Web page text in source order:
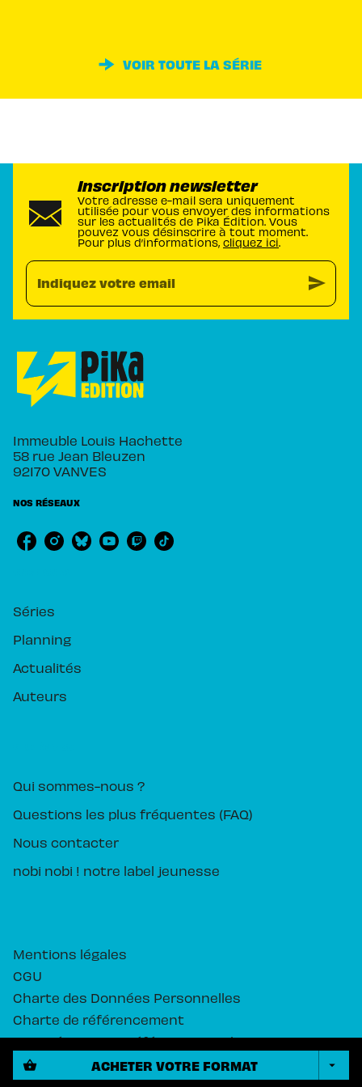
shopping_basket ACHETER VOTRE FORMAT arrow_drop_down
VOIR TOUTE LA SÉRIE
Inscription newsletter
Votre adresse e-mail sera uniquement
utilisée pour vous envoyer des informations
sur les actualités de Pika Édition. Vous
pouvez vous désinscrire à tout moment.
Pour plus d’informations, cliquez ici.
Indiquez votre email send
Immeuble Louis Hachette
58 rue Jean Bleuzen
92170 VANVES
NOS RÉSEAUX
Séries
Planning
Actualités
Auteurs
Qui sommes-nous ?
Questions les plus fréquentes (FAQ)
Nous contacter
nobi nobi ! notre label jeunesse
Mentions légales
CGU
Charte des Données Personnelles
Charte de référencement
Paramétrez vos préférences cookies